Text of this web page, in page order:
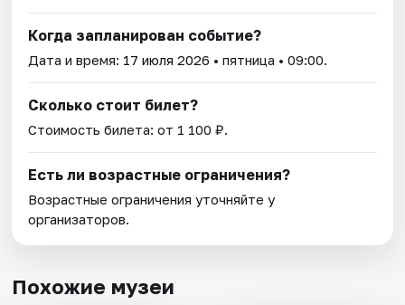
Когда запланирован событие?
Дата и время: 17 июля 2026 • пятница • 09:00.
Сколько стоит билет?
Стоимость билета: от 1 100 ₽.
Есть ли возрастные ограничения?
Возрастные ограничения уточняйте у
организаторов.
Похожие музеи